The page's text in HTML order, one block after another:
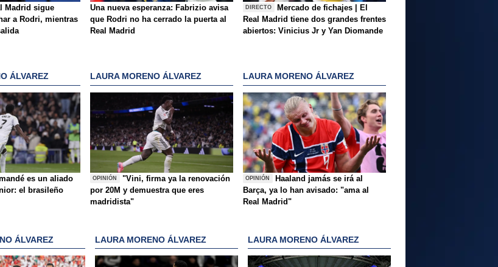
Madrid sigue
a Rodri, mientras
Una nueva esperanza: Fabrizio avisa
que Rodri no ha cerrado la puerta al
Real Madrid
DIRECTO
Mercado de fichajes | El
Real Madrid tiene dos grandes frentes
abiertos: Vinicius Jr y Yan Diomande
ÁLVAREZ
es un aliado
el brasileño
LAURA MORENO ÁLVAREZ
OPINIÓN
"Vini, firma ya la renovación
por 20M y demuestra que eres
madridista"
LAURA MORENO ÁLVAREZ
OPINIÓN
Haaland jamás se irá al
Barça, ya lo han avisado: "ama al
Real Madrid"
ÁLVAREZ LAURA MORENO ÁLVAREZ LAURA MORENO ÁLVAREZ